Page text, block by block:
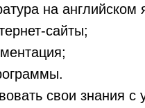
на английском
сайты;
свои знания